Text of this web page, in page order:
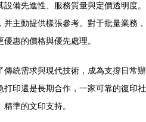
備先進性、服務質量與定價透明度。
主動提供樣張參考。對于批量業務，
惠的價格與優先處理。
傳統需求與現代技術，成為支撐日常辦
印還是長期合作，一家可靠的復印社
準的文印支持。